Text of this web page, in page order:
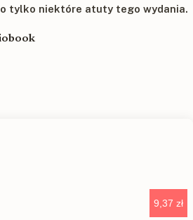
tylko niektóre atuty tego wydania.